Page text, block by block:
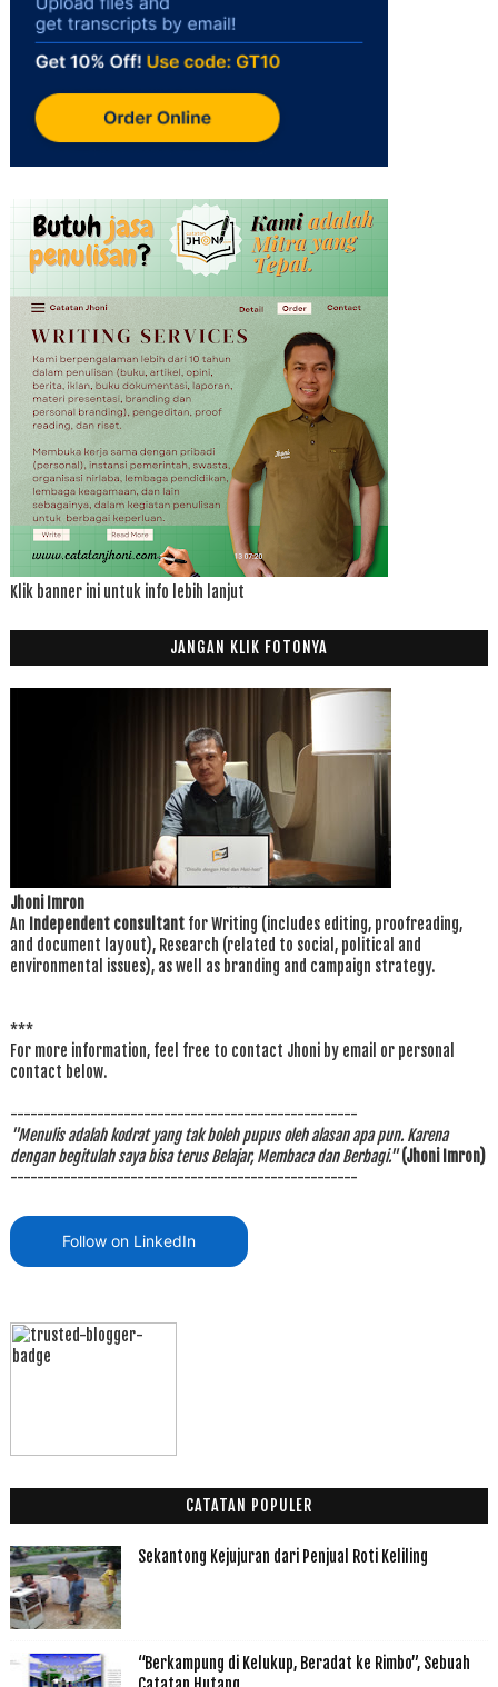
Klik banner ini untuk info lebih lanjut
JANGAN KLIK FOTONYA
Jhoni Imron
An Independent consultantfor Writing (includes editing, proofreading,
and document layout), Research (related to social, political and
environmental issues), as well as branding and campaign strategy.
***
For more information, feel free to contact Jhoni by email or personal
contact below.
----------------------------------------------------
"Menulis adalah kodrat yang tak boleh pupus oleh alasan apa pun. Karena
dengan begitulah saya bisa terus Belajar, Membaca dan Berbagi." (Jhoni Imron)
----------------------------------------------------
Follow on LinkedIn
CATATAN POPULER
Sekantong Kejujuran dari Penjual Roti Keliling
“Berkampung di Kelukup, Beradat ke Rimbo”, Sebuah